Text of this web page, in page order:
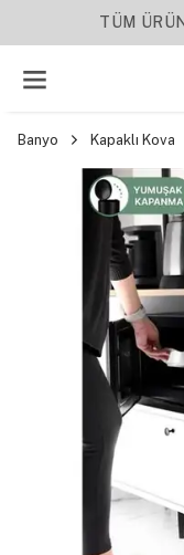
Banyo Kapaklı Kova